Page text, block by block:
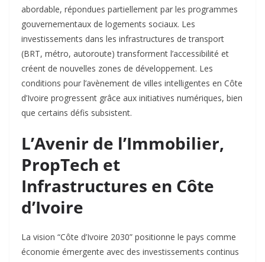
abordable, répondues partiellement par les programmes
gouvernementaux de logements sociaux. Les
investissements dans les infrastructures de transport
(BRT, métro, autoroute) transforment l’accessibilité et
créent de nouvelles zones de développement. Les
conditions pour l’avènement de villes intelligentes en Côte
d’Ivoire progressent grâce aux initiatives numériques, bien
que certains défis subsistent.
L’Avenir de l’Immobilier,
PropTech et
Infrastructures en Côte
d’Ivoire
La vision “Côte d’Ivoire 2030” positionne le pays comme
économie émergente avec des investissements continus